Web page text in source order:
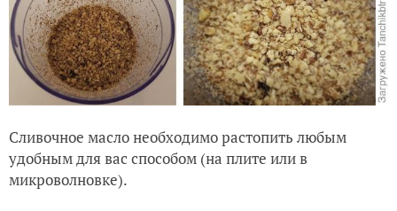
Сливочное масло необходимо растопить любым
удобным для вас способом (на плите или в
микроволновке).